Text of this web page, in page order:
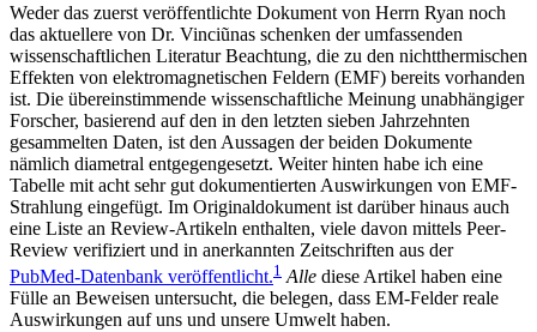
Weder das zuerst veröffentlichte Dokument von Herrn Ryan noch
das aktuellere von Dr. Vinciũnas schenken der umfassenden
wissenschaftlichen Literatur Beachtung, die zu den nichtthermischen
Effekten von elektromagnetischen Feldern (EMF) bereits vorhanden
ist. Die übereinstimmende wissenschaftliche Meinung unabhängiger
Forscher, basierend auf den in den letzten sieben Jahrzehnten
gesammelten Daten, ist den Aussagen der beiden Dokumente
nämlich diametral entgegengesetzt. Weiter hinten habe ich eine
Tabelle mit acht sehr gut dokumentierten Auswirkungen von EMF-
Strahlung eingefügt. Im Originaldokument ist darüber hinaus auch
eine Liste an Review-Artikeln enthalten, viele davon mittels Peer-
Review verifiziert und in anerkannten Zeitschriften aus der
PubMed-Datenbank veröffentlicht.1 Alle diese Artikel haben eine
Fülle an Beweisen untersucht, die belegen, dass EM-Felder reale
Auswirkungen auf uns und unsere Umwelt haben.